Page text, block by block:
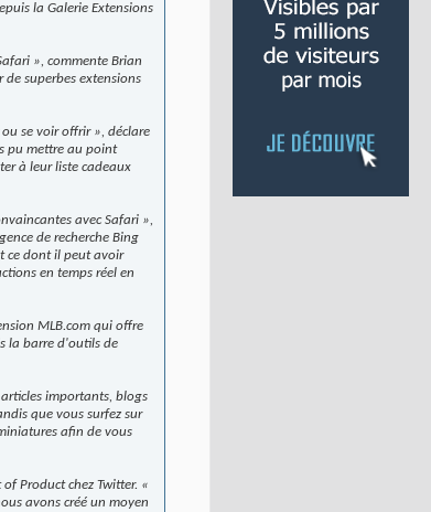
la Galerie Extensions
», commente Brian
superbes extensions
se voir offrir », déclare
pu mettre au point
à leur liste cadeaux
avec Safari »,
de recherche Bing
ce dont il peut avoir
en temps réel en
MLB.com qui offre
la barre d'outils de
importants, blogs
que vous surfez sur
afin de vous
Product chez Twitter. «
avons créé un moyen